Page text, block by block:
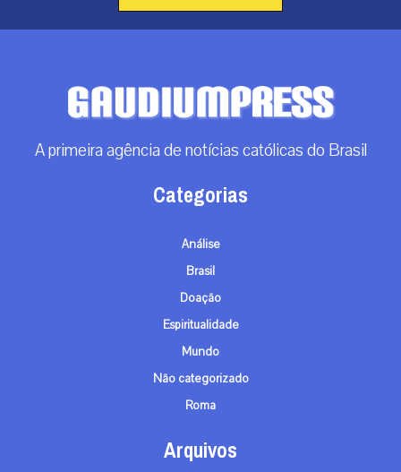
A primeira agência de notícias católicas do Brasil
Categorias
Análise
Brasil
Doação
Espiritualidade
Mundo
Não categorizado
Roma
Arquivos